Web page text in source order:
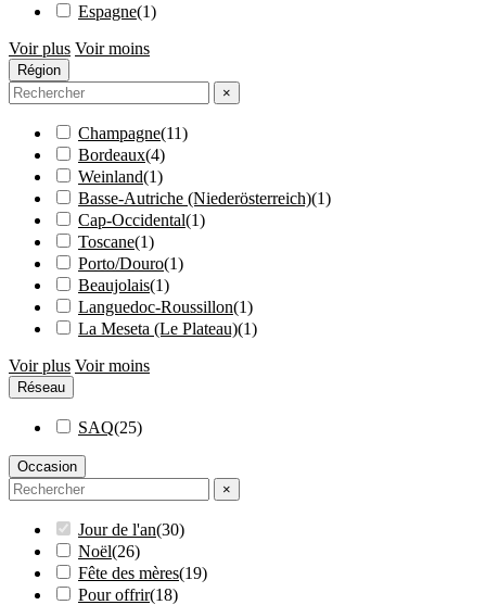
Espagne(1)
Voir plus Voir moins
Région
×
Champagne(11)
Bordeaux(4)
Weinland(1)
Basse-Autriche (Niederösterreich)(1)
Cap-Occidental(1)
Toscane(1)
Porto/Douro(1)
Beaujolais(1)
Languedoc-Roussillon(1)
La Meseta (Le Plateau)(1)
Voir plus Voir moins
Réseau
SAQ(25)
Occasion
×
Jour de l'an(30)
Noël(26)
Fête des mères(19)
Pour offrir(18)